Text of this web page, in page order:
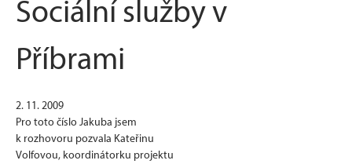
Sociální služby v
Příbrami
2. 11. 2009
Pro toto číslo Jakuba jsem
k rozhovoru pozvala Kateřinu
Volfovou, koordinátorku projektu